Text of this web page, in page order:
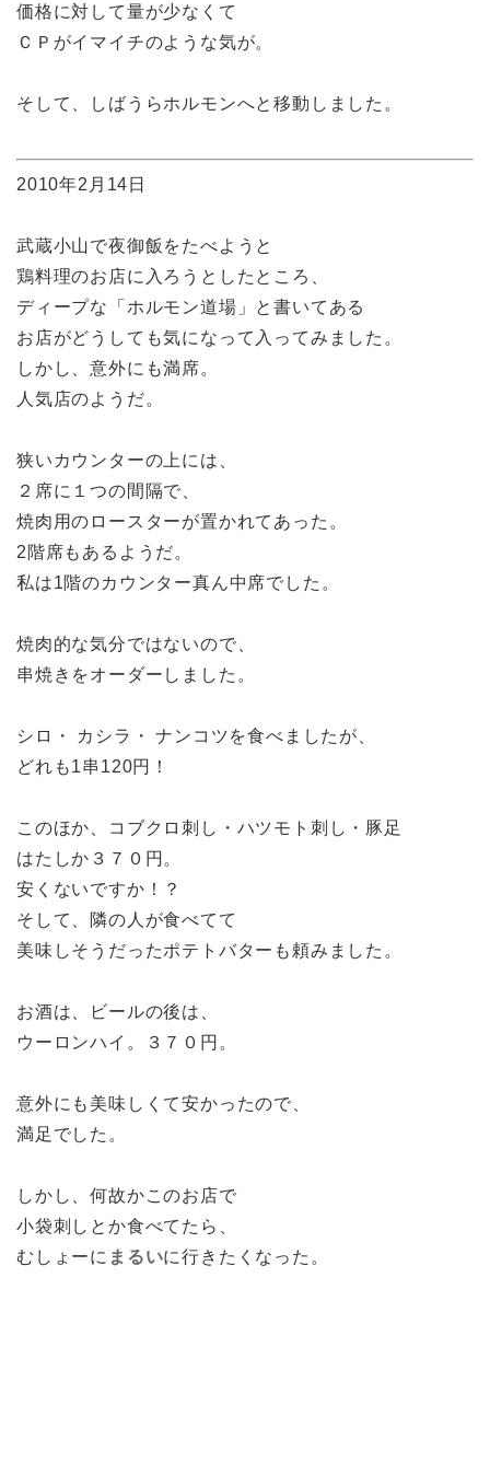
価格に対して量が少なくて
ＣＰがイマイチのような気が。
そして、しばうらホルモンへと移動しました。
2010年2月14日
武蔵小山で夜御飯をたべようと
鶏料理のお店に入ろうとしたところ、
ディープな「ホルモン道場」と書いてある
お店がどうしても気になって入ってみました。
しかし、意外にも満席。
人気店のようだ。
狭いカウンターの上には、
２席に１つの間隔で、
焼肉用のロースターが置かれてあった。
2階席もあるようだ。
私は1階のカウンター真ん中席でした。
焼肉的な気分ではないので、
串焼きをオーダーしました。
シロ・ カシラ・ ナンコツを食べましたが、
どれも1串120円！
このほか、コブクロ刺し・ハツモト刺し・豚足
はたしか３７０円。
安くないですか！？
そして、隣の人が食べてて
美味しそうだったポテトバターも頼みました。
お酒は、ビールの後は、
ウーロンハイ。３７０円。
意外にも美味しくて安かったので、
満足でした。
しかし、何故かこのお店で
小袋刺しとか食べてたら、
むしょーに まるいに行きたくなった。